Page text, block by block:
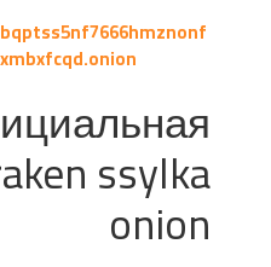
ssylka
onion